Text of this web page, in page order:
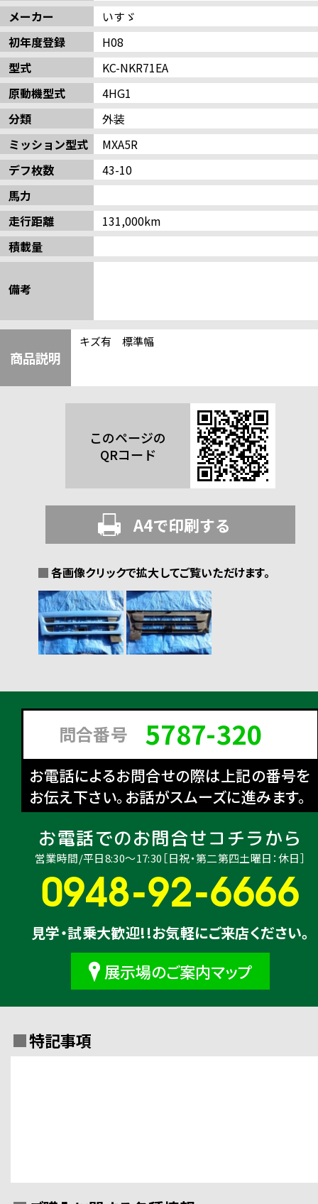
メーカー
いすゞ
初年度登録
H08
型式
KC-NKR71EA
原動機型式
4HG1
分類
外装
ミッション型式
MXA5R
デフ枚数
43-10
馬力
走行距離
131,000km
積載量
備考
商品説明
キズ有 標準幅
このページの
QRコード
A4で印刷する
各画像クリックで拡大してご覧いただけます。
問合番号 5787-320
お電話によるお問合せの際は上記の番号を
お伝え下さい。お話がスムーズに進みます。
お電話でのお問合せコチラから
営業時間/平日8:30〜17:30［日祝・第二第四土曜日：休日］
0948-92-6666
見学・試乗大歓迎!!お気軽にご来店ください。
展示場のご案内マップ
特記事項